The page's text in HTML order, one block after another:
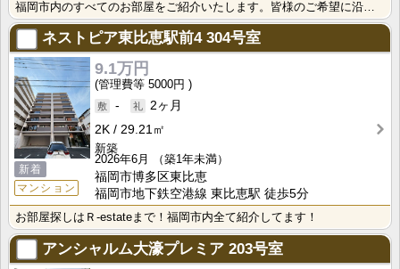
ネストピア東比恵駅前4304号室
新着
マンション
9.1万円
5000円
-
2ヶ月
2K
29.21㎡
新築
2026年6月
（築1年未満）
福岡市博多区東比恵
福岡市地下鉄空港線 東比恵駅 徒歩5分
お部屋探しはＲ-estateまで！福岡市内全て紹介してます！
アンシャルム大濠プレミア 203号室